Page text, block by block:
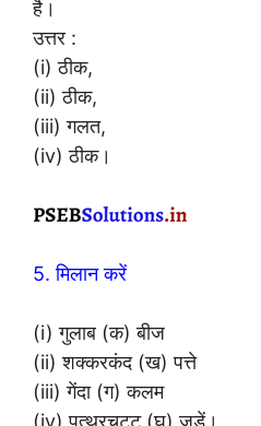
है।
उत्तर :
(i) ठीक,
(ii) ठीक,
(iii) गलत,
(iv) ठीक।
5. मिलान करें
(i) गुलाब (क) बीज
(ii) शक्करकंद (ख) पत्ते
(iii) गेंदा (ग) कलम